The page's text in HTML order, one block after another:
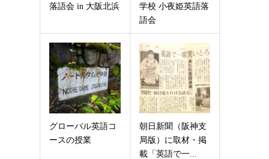
落語会 in 大阪北浜
学校 小夜姫英語落
語会
グローバル英語コ
ースの授業
朝日新聞（阪神支
局版）に取材・掲
載「英語で一...